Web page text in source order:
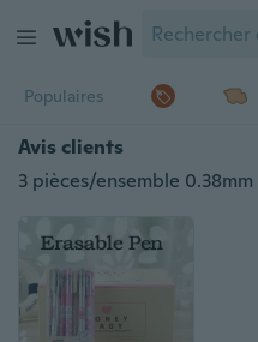
Populaires
Avis clients